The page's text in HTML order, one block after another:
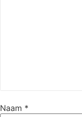
Naam *